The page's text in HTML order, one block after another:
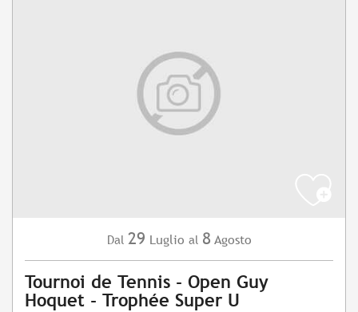
Dal 29 Luglio al 8 Agosto
Tournoi de Tennis - Open Guy
Hoquet - Trophée Super U